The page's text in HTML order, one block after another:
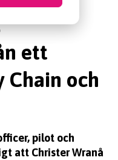
ett
Chain och
pilot och
att Christer Wranå